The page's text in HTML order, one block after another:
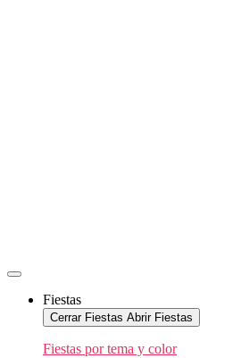
Fiestas
Cerrar Fiestas Abrir Fiestas
Fiestas por tema y color